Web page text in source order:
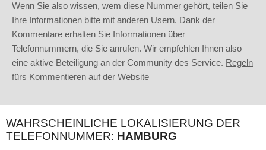
Wenn Sie also wissen, wem diese Nummer gehört, teilen Sie
Ihre Informationen bitte mit anderen Usern. Dank der
Kommentare erhalten Sie Informationen über
Telefonnummern, die Sie anrufen. Wir empfehlen Ihnen also
eine aktive Beteiligung an der Community des Service. Regeln
fürs Kommentieren auf der Website
WAHRSCHEINLICHE LOKALISIERUNG DER
TELEFONNUMMER: HAMBURG